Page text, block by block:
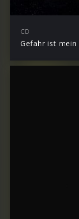
CD
Gefahr ist mein